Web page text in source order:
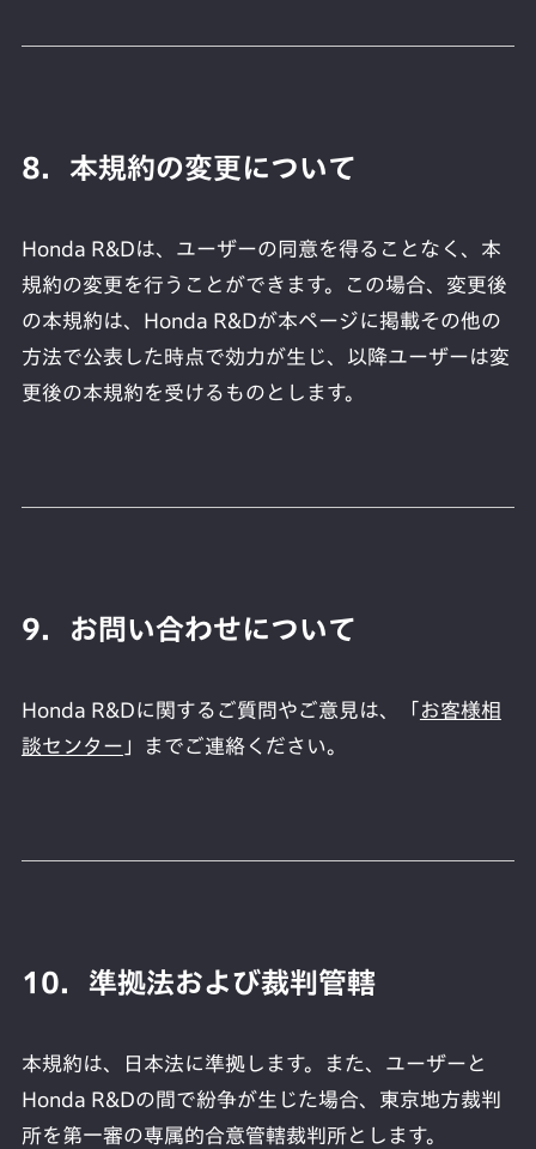
8．本規約の変更について
Honda R&Dは、ユーザーの同意を得ることなく、本
規約の変更を行うことができます。この場合、変更後
の本規約は、Honda R&Dが本ページに掲載その他の
方法で公表した時点で効力が生じ、以降ユーザーは変
更後の本規約を受けるものとします。
9．お問い合わせについて
Honda R&Dに関するご質問やご意見は、「 お客様相
談センター 」までご連絡ください。
10．準拠法および裁判管轄
本規約は、日本法に準拠します。また、ユーザーと
Honda R&Dの間で紛争が生じた場合、東京地方裁判
所を第一審の専属的合意管轄裁判所とします。